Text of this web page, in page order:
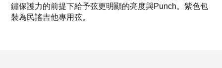
鏽保護力的前提下給予弦更明顯的亮度與Punch。紫色包
裝為民謠吉他專用弦。